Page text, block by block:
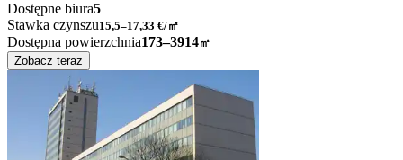
Dostępne biura5
Stawka czynszu15,5–17,33 €/㎡
Dostępna powierzchnia173–3914㎡
Zobacz teraz